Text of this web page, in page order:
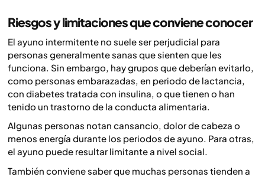
Riesgos y limitaciones que conviene conocer
El ayuno intermitente no suele ser perjudicial para
personas generalmente sanas que sienten que les
funciona. Sin embargo, hay grupos que deberían evitarlo,
como personas embarazadas, en periodo de lactancia,
con diabetes tratada con insulina, o que tienen o han
tenido un trastorno de la conducta alimentaria.
Algunas personas notan cansancio, dolor de cabeza o
menos energía durante los periodos de ayuno. Para otras,
el ayuno puede resultar limitante a nivel social.
También conviene saber que muchas personas tienden a